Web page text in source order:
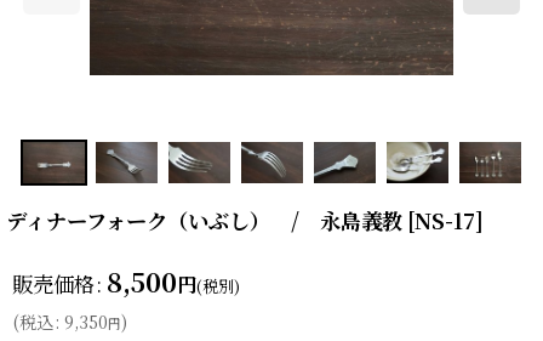
ディナーフォーク（いぶし） / 永島義教 [NS-17]
販売価格: 8,500円(税別)
(税込: 9,350円)